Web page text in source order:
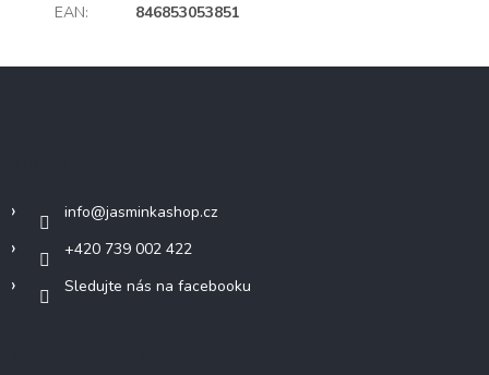
EAN: 846853053851
info@jasminkashop.cz
+420 739 002 422
Sledujte nás na facebooku